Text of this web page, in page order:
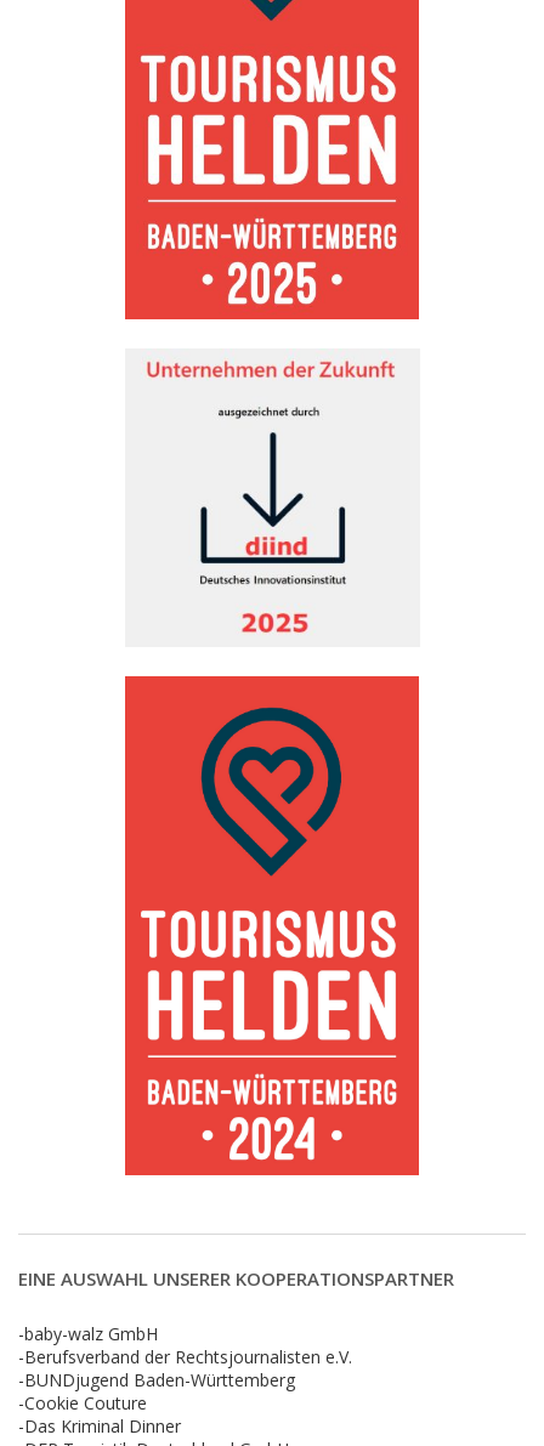
EINE AUSWAHL UNSERER KOOPERATIONSPARTNER
-baby-walz GmbH
-Berufsverband der Rechtsjournalisten e.V.
-BUNDjugend Baden-Württemberg
-Cookie Couture
-Das Kriminal Dinner